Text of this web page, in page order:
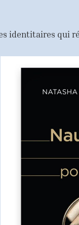
identitaires qui